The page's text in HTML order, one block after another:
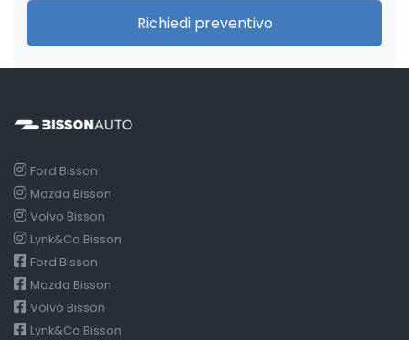
Richiedi preventivo
Ford Bisson
Mazda Bisson
Volvo Bisson
Lynk&Co Bisson
Ford Bisson
Mazda Bisson
Volvo Bisson
Lynk&Co Bisson